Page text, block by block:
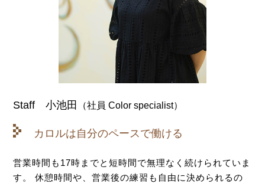
Staff 小池田 （社員 Color specialist）
カロルは自分のペースで働ける
営業時間も17時までと短時間で無理なく続けられていま
す。
休憩時間や、営業後の練習も自由に決められるの